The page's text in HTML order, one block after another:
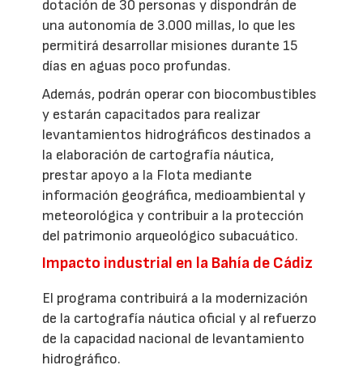
dotación de 30 personas y dispondrán de
una autonomía de 3.000 millas, lo que les
permitirá desarrollar misiones durante 15
días en aguas poco profundas.
Además, podrán operar con biocombustibles
y estarán capacitados para realizar
levantamientos hidrográficos destinados a
la elaboración de cartografía náutica,
prestar apoyo a la Flota mediante
información geográfica, medioambiental y
meteorológica y contribuir a la protección
del patrimonio arqueológico subacuático.
Impacto industrial en la Bahía de Cádiz
El programa contribuirá a la modernización
de la cartografía náutica oficial y al refuerzo
de la capacidad nacional de levantamiento
hidrográfico.